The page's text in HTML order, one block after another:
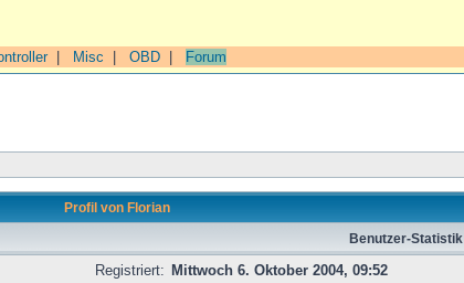
| Misc OBD Forum
Profil von Florian
Benutzer-Statistik
Registriert:
Mittwoch 6. Oktober 2004, 09:52